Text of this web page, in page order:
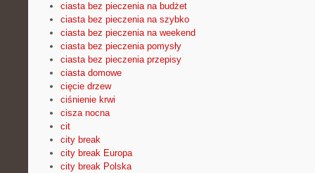
ciasta bez pieczenia na budżet
ciasta bez pieczenia na szybko
ciasta bez pieczenia na weekend
ciasta bez pieczenia pomysły
ciasta bez pieczenia przepisy
ciasta domowe
cięcie drzew
ciśnienie krwi
cisza nocna
cit
city break
city break Europa
city break Polska